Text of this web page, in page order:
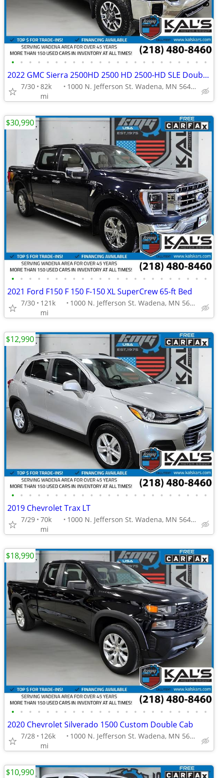
• • • • • • • • • • • • • • • • • • • • • • •
2022 GMC Sierra 2500HD 2500 HD 2500-HD SLE Double CabLB
7/30 82k
mi
1000 N. Jefferson St. Wadena, MN 56482
• • • • • • • • • • • • • • • • • • • • • • •
2021 Ford F150 F 150 F-150 XL SuperCrew 65-ft Bed
7/30
121k
mi
1000 N. Jefferson St. Wadena, MN 56482
$30,990
• • • • • • • • • • • • • • • • • • • • • • •
2019 Chevrolet Trax LT
7/29 70k
mi
1000 N. Jefferson St. Wadena, MN 56482
$12,990
• • • • • • • • • • • • • • • • • • • • • • •
2020 Chevrolet Silverado 1500 Custom Double Cab
7/28
126k
mi
1000 N. Jefferson St. Wadena, MN 56482
$18,990
$10,990